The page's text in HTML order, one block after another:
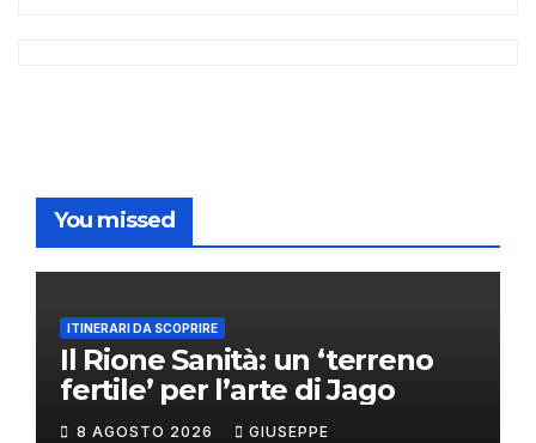
You missed
ITINERARI DA SCOPRIRE
Il Rione Sanità: un ‘terreno
fertile’ per l’arte di Jago
8 AGOSTO 2026 GIUSEPPE